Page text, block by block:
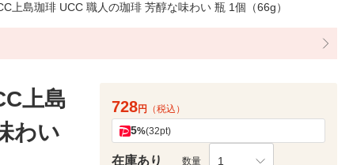
上島珈琲 UCC 職人の珈琲 芳醇な味わい 瓶 1個（66g）
上島
わい
728円 （税込）
5%(32pt)
在庫あり 数量 1